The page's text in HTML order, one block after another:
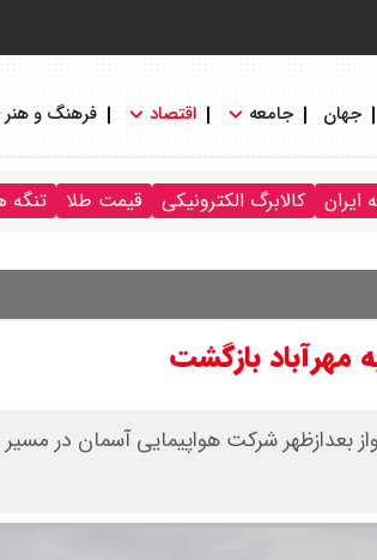
جهان جامعه اقتصاد فرهنگ و هنر
ایران کالابرگ الکترونیکی قیمت طلا تنگه
مهرآباد بازگشت
بعدازظهر شرکت هواپیمایی آسمان در